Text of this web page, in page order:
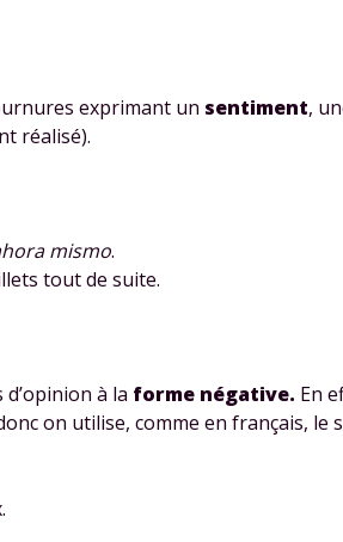
exprimant un sentiment,
réalisé).
mismo.
tout de suite.
à la forme négative. En
on utilise, comme en français, le